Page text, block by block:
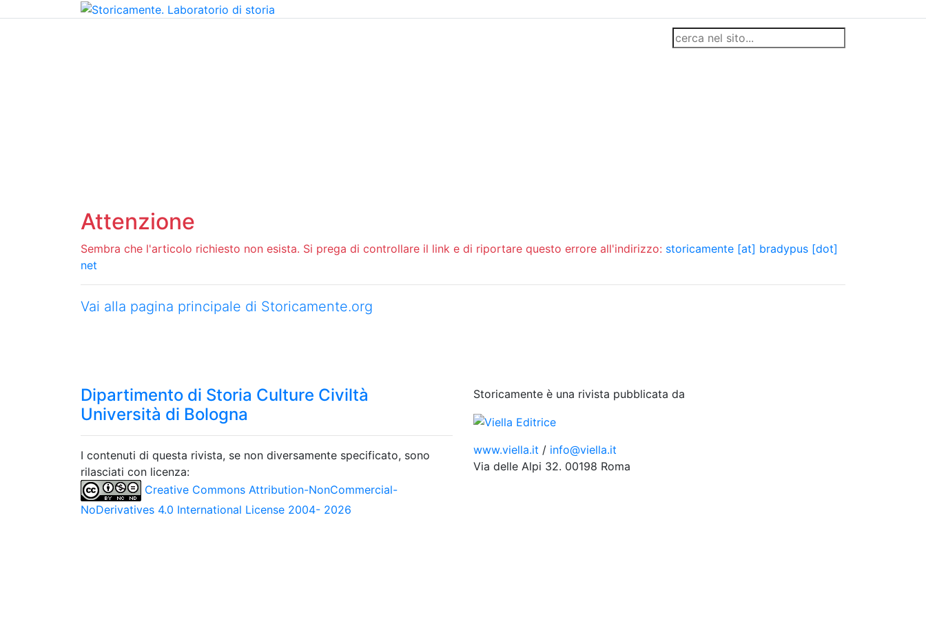
Attenzione
Sembra che l'articolo richiesto non esista. Si prega di controllare il link e di riportare questo errore all'indirizzo: storicamente [at] bradypus [dot]
net
Vai alla pagina principale di Storicamente.org
Dipartimento di Storia Culture Civiltà
Università di Bologna
I contenuti di questa rivista, se non diversamente specificato, sono
rilasciati con licenza:
Creative Commons Attribution-NonCommercial-
NoDerivatives 4.0 International License 2004- 2026
Storicamente è una rivista pubblicata da
www.viella.it / info@viella.it
Via delle Alpi 32. 00198 Roma